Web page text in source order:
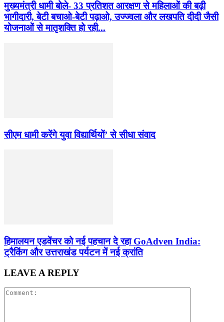
मुख्यमंत्री धामी बोले- 33 प्रतिशत आरक्षण से महिलाओं की बढ़ी
भागीदारी, बेटी बचाओ-बेटी पढ़ाओ, उज्ज्वला और लखपति दीदी जैसी
योजनाओं से मातृशक्ति हो रही...
सीएम धामी करेंगे युवा विद्यार्थियों’ से सीधा संवाद
हिमालयन एडवेंचर को नई पहचान दे रहा GoAdven India:
ट्रैकिंग और उत्तराखंड पर्यटन में नई क्रांति
LEAVE A REPLY